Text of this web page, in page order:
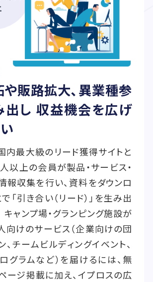
販路拡大、異業種参
出し 収益機会を広げ
内最大級のリード獲得サイトと
以上の会員が製品・サービス・
報収集を行い、資料をダウンロ
「引き合い（リード）」を生み出
キャンプ場・グランピング施設が
向けのサービス（企業向けの団
チームビルディングイベント、
グラムなど）を届けるには、無
ージ掲載に加え、イプロスの広